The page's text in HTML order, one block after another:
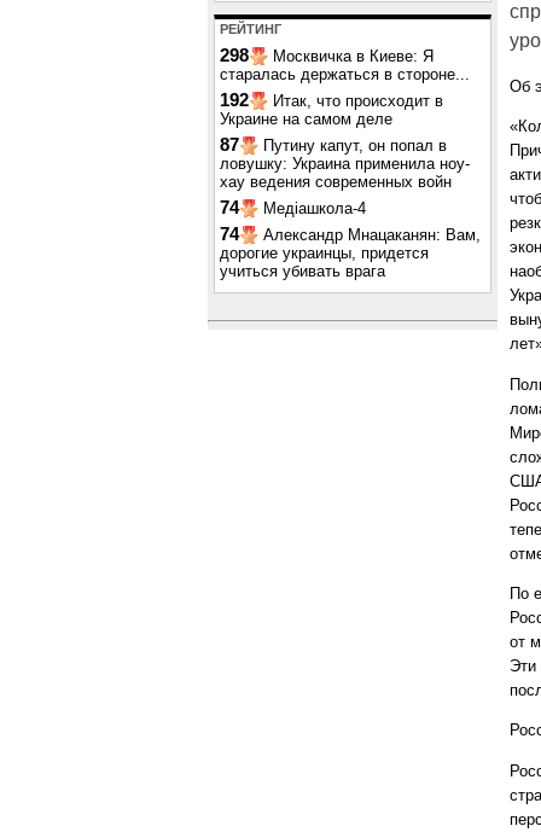
РЕЙТИНГ
298
Москвичка в Киеве: Я
старалась держаться в стороне...
192
Итак, что происходит в
Украине на самом деле
87
Путину капут, он попал в
ловушку: Украина применила ноу-
хау ведения современных войн
74 Медіашкола-4
74
Александр Мнацаканян: Вам,
дорогие украинцы, придется
учиться убивать врага
Об
США
По
от
Эти